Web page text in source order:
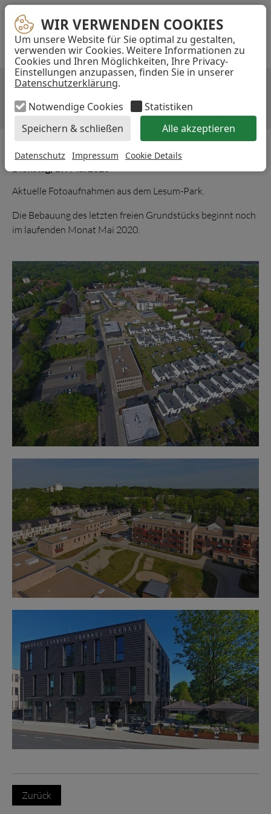
WIR VERWENDEN COOKIES
Um unsere Website für Sie optimal zu gestalten,
verwenden wir Cookies. Weitere Informationen zu
Cookies und Ihren Möglichkeiten, Ihre Privacy-
Einstellungen anzupassen, finden Sie in unserer
Datenschutzerklärung.
Notwendige Cookies
Statistiken
Speichern & schließen
Alle akzeptieren
Datenschutz Impressum Cookie Details
WIR VERWENDEN COOKIES
...
Akzeptieren
Navigation
überspringen
E-
MAIL-
ADRESSE
AKTUELLES AUS DEM LESUM-
PARK
Aktuelle Fotoaufnahmen aus dem Lesum-Park.
Die Bebauung des letzten freien Grundstücks beginnt noch
im laufenden Monat Mai 2020.
Zurück